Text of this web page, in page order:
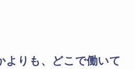
よりも、どこで働いて